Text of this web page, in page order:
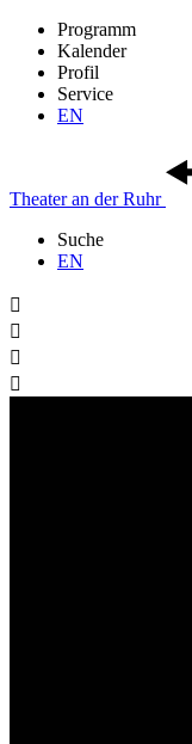
Programm
Kalender
Profil
Service
EN
Theateran derRuhr
Suche
EN



